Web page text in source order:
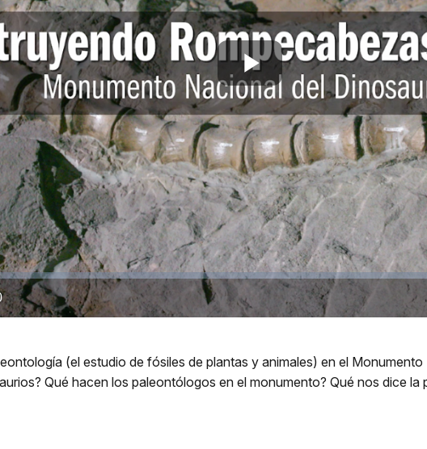
Play
Video
(el estudio de fósiles de plantas y animales) en el
Qué hacen los paleontólogos en el monumento? Qué nos dice